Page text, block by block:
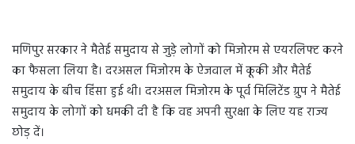
मणिपुर सरकार ने मैतेई समुदाय से जुड़े लोगों को मिजोरम से एयरलिफ्ट करने
का फैसला लिया है। दरअसल मिजोरम के ऐजवाल में कूकी और मैतेई
समुदाय के बीच हिंसा हुई थी। दरअसल मिजोरम के पूर्व मिलिटेंड ग्रुप ने मैतेई
समुदाय के लोगों को धमकी दी है कि वह अपनी सुरक्षा के लिए यह राज्य
छोड़ दें।